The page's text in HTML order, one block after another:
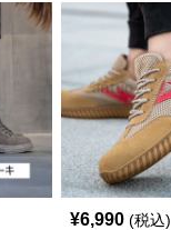
¥6,990 (税込)